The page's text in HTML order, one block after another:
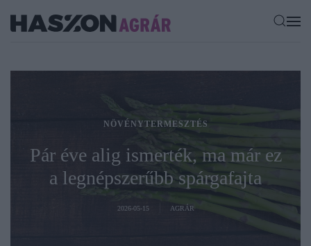
NÖVÉNYTERMESZTÉS
Pár éve alig ismerték, ma már ez
a legnépszerűbb spárgafajta
2026-05-15 AGRÁR